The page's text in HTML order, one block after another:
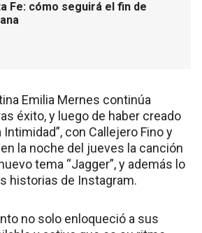
Fe: cómo seguirá el fin de
Emilia Mernes continúa
éxito, y luego de haber creado
Intimidad”, con Callejero Fino y
la noche del jueves la canción
tema “Jagger”, y además lo
historias de Instagram.
no solo enloqueció a sus